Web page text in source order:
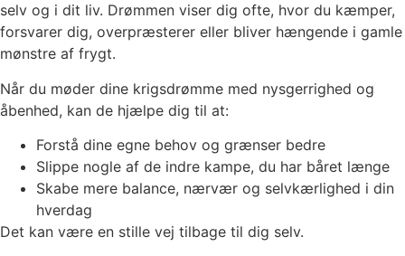
selv og i dit liv. Drømmen viser dig ofte, hvor du kæmper,
forsvarer dig, overpræsterer eller bliver hængende i gamle
mønstre af frygt.
Når du møder dine krigsdrømme med nysgerrighed og
åbenhed, kan de hjælpe dig til at:
Forstå dine egne behov og grænser bedre
Slippe nogle af de indre kampe, du har båret længe
Skabe mere balance, nærvær og selvkærlighed i din
hverdag
Det kan være en stille vej tilbage til dig selv.